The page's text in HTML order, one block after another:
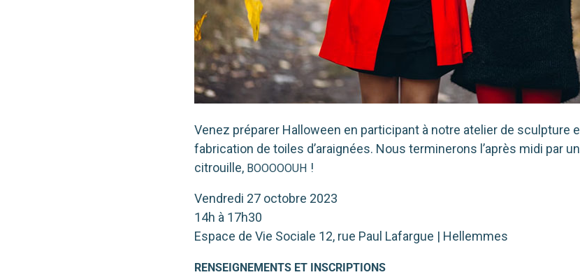
Venez pré­pa­rer Halloween en par­ti­ci­pant à notre ate­lier de sculp­ture
fabri­ca­tion de toiles d’araignées. Nous ter­mi­ne­rons l’après midi par
citrouille, BOOOOOUH !
Vendredi 27 octobre 2023
14h à 17h30
Espace de Vie Sociale 12, rue Paul Lafargue | Hellemmes
RENSEIGNEMENTS ET INSCRIPTIONS